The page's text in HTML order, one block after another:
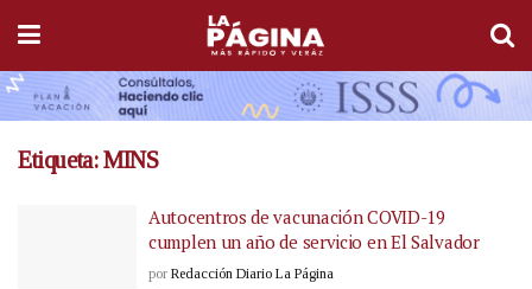
Etiqueta:MINS
Autocentros de vacunación COVID-19
cumplen un año de servicio en El Salvador
por Redacción Diario La Página